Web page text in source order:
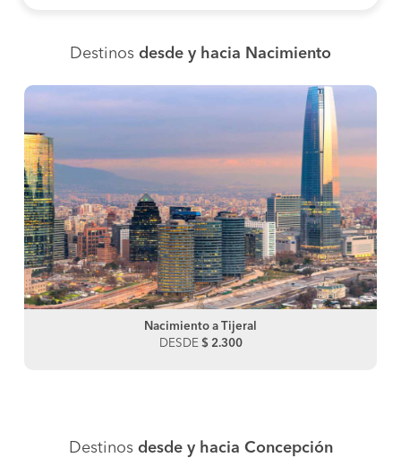
Destinos desde y hacia Nacimiento
Nacimiento a Tijeral
DESDE $ 2.300
Destinos desde y hacia Concepción